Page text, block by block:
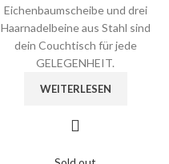
Eichenbaumscheibe und drei
Haarnadelbeine aus Stahl sind
dein Couchtisch für jede
GELEGENHEIT.
WEITERLESEN